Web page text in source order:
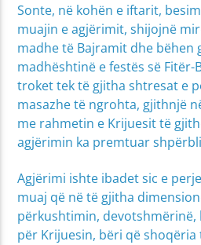
Sonte, në kohën e iftarit,
muajin e agjërimit, shijojnë
madhe të Bajramit dhe bëhen
madhështinë e festës së
troket tek të gjitha shtresat e
masazhe të ngrohta, gjithnjë
me rahmetin e Krijuesit të
agjërimin ka premtuar
Agjërimi ishte ibadet sic e
muaj që në të gjitha
përkushtimin, devotshmërinë,
për Krijuesin, bëri që shoqëria